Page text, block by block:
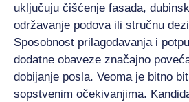
uključuju čišćenje fasada,
održavanje podova ili stručnu
Sposobnost prilagođavanja i
dodatne obaveze značajno
dobijanje posla. Veoma je bitno
sopstvenim očekivanjima.